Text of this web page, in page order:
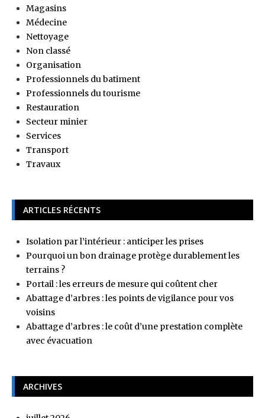
Magasins
Médecine
Nettoyage
Non classé
Organisation
Professionnels du batiment
Professionnels du tourisme
Restauration
Secteur minier
Services
Transport
Travaux
ARTICLES RÉCENTS
Isolation par l’intérieur : anticiper les prises
Pourquoi un bon drainage protège durablement les
terrains ?
Portail : les erreurs de mesure qui coûtent cher
Abattage d’arbres : les points de vigilance pour vos
voisins
Abattage d’arbres : le coût d’une prestation complète
avec évacuation
ARCHIVES